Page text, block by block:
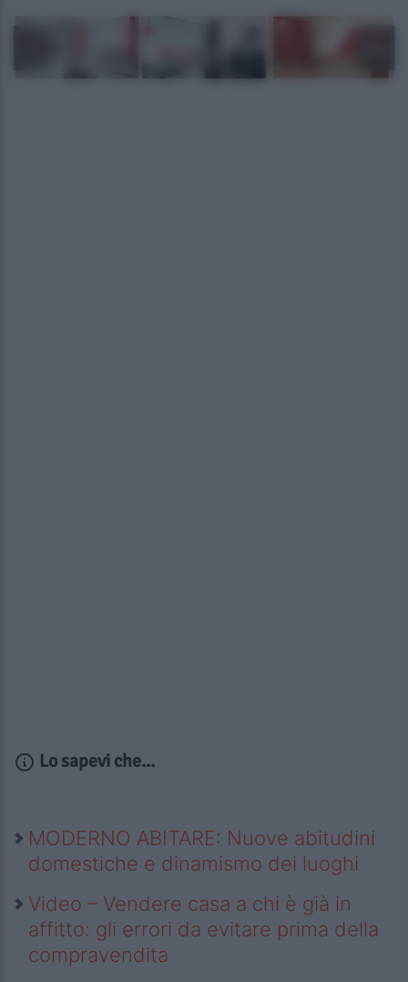
Lo sapevi che...
MODERNO ABITARE: Nuove abitudini
domestiche e dinamismo dei luoghi
Video – Vendere casa a chi è già in
affitto: gli errori da evitare prima della
compravendita